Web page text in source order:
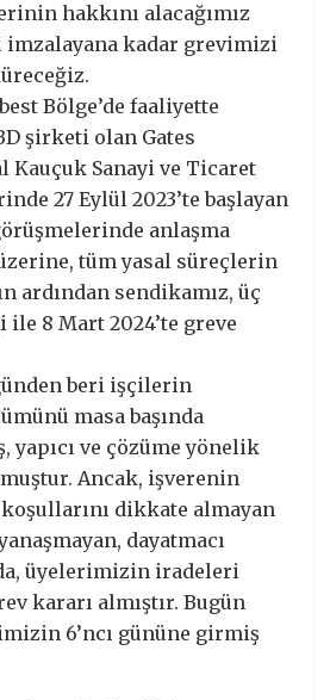
hakkını alacağımız
imzalayana kadar grevimizi
Bölge’de faaliyette
şirketi olan Gates
Kauçuk Sanayi ve Ticaret
27 Eylül 2023’te başlayan
anlaşma
tüm yasal süreçlerin
ardından sendikamız, üç
ile 8 Mart 2024’te greve
beri işçilerin
masa başında
yapıcı ve çözüme yönelik
Ancak, işverenin
dikkate almayan
dayatmacı
üyelerimizin iradeleri
kararı almıştır. Bugün
6’ncı gününe girmiş